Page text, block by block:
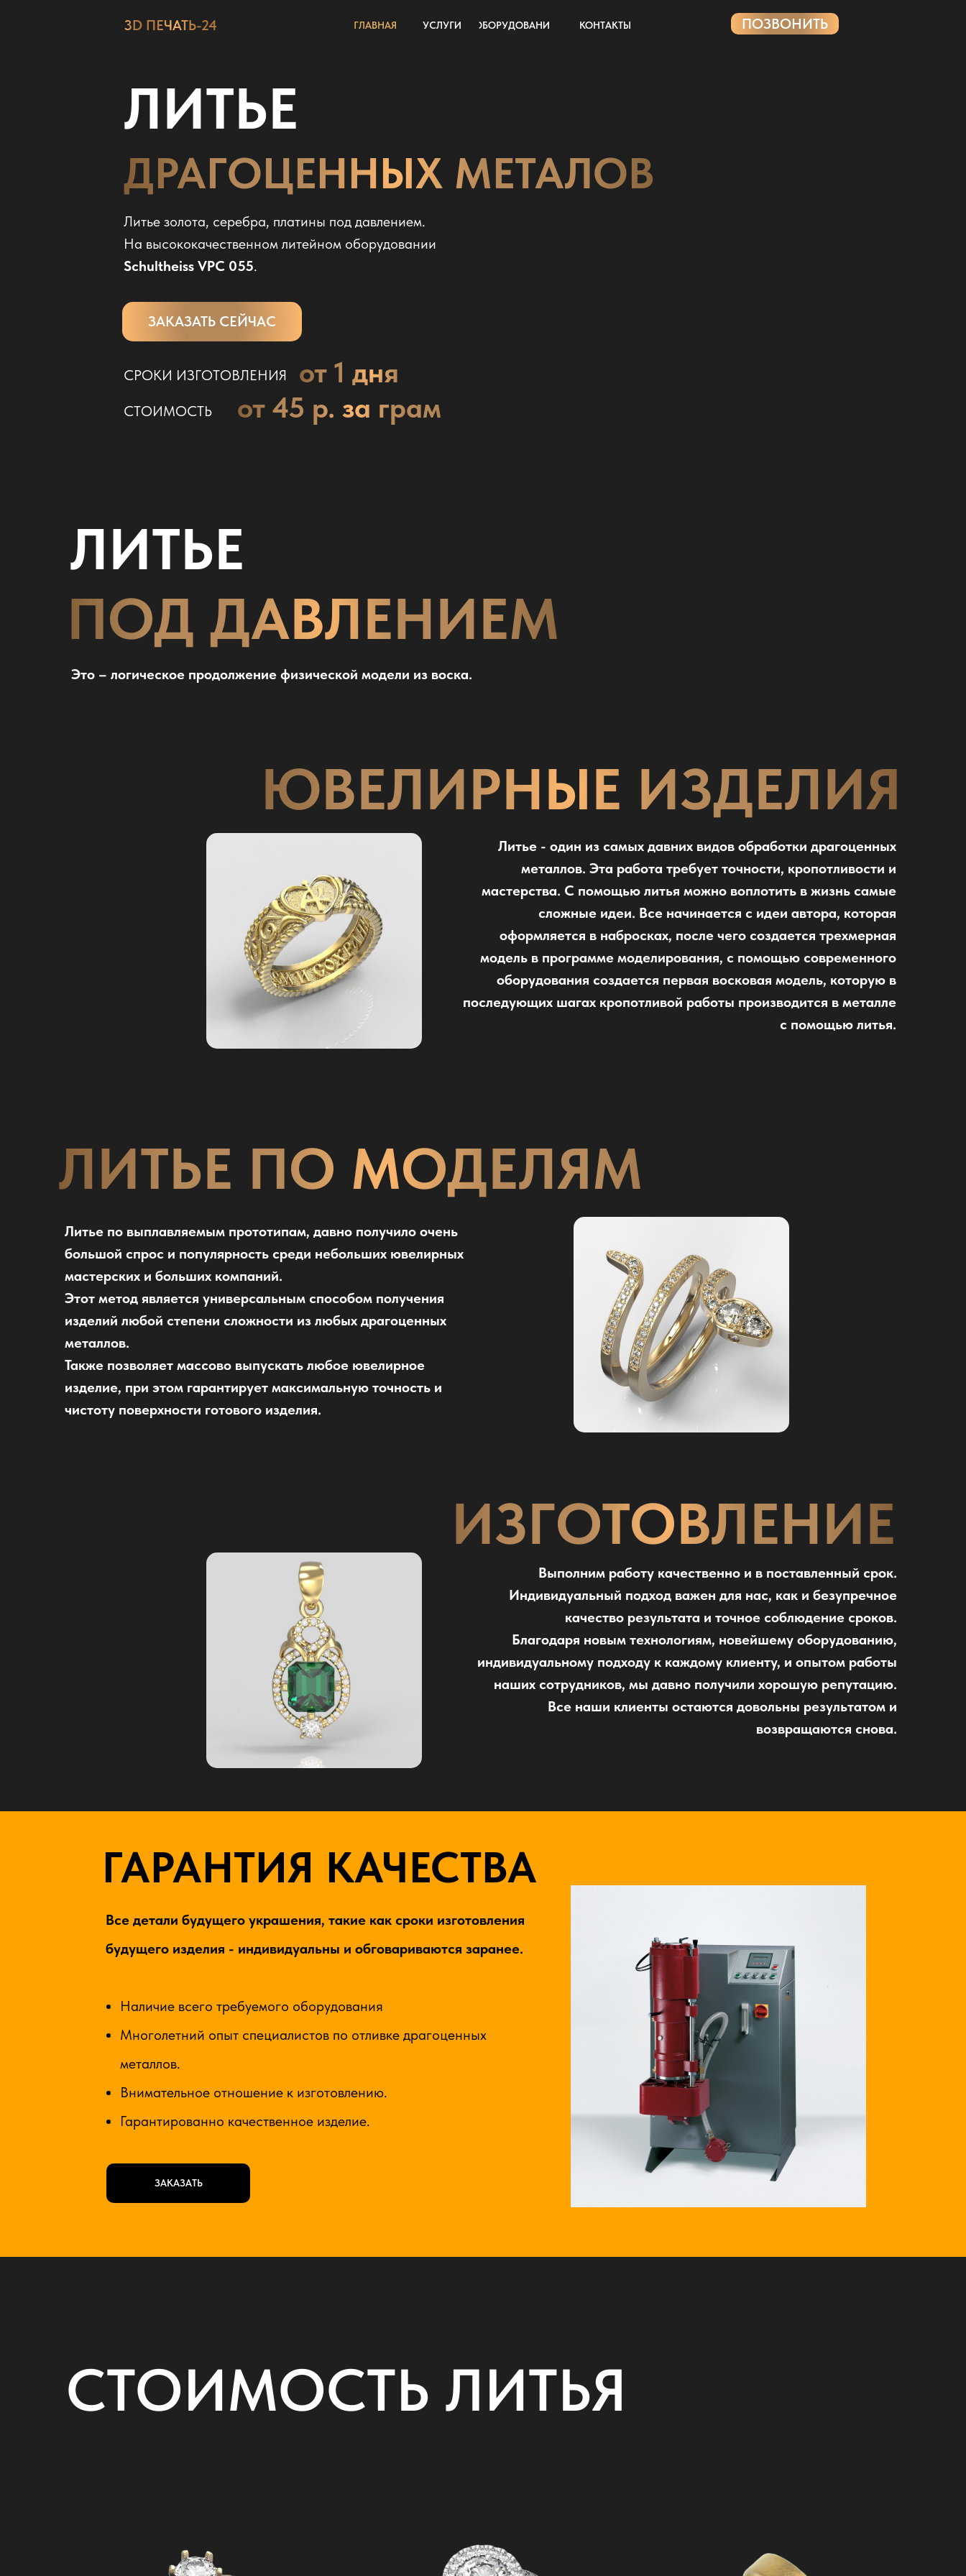
ЛИТЬЕ
ДРАГОЦЕННЫХ МЕТАЛОВ
ЗАКАЗАТЬ СЕЙЧАС
3D ПЕЧАТЬ-24 ПОЗВОНИТЬ
ГЛАВНАЯ УСЛУГИ ОБОРУДОВАНИЕ КОНТАКТЫ
Литье золота, серебра, платины под давлением.
На высококачественном литейном оборудовании
Schultheiss VPC 055.
СРОКИ ИЗГОТОВЛЕНИЯ от 1 дня
СТОИМОСТЬ от 45 р. за грам
ЮВЕЛИРНЫЕ ИЗДЕЛИЯ
Литье - один из самых давних видов обработки драгоценных
металлов. Эта работа требует точности, кропотливости и
мастерства. С помощью литья можно воплотить в жизнь самые
сложные идеи. Все начинается с идеи автора, которая
оформляется в набросках, после чего создается трехмерная
модель в программе моделирования, с помощью современного
оборудования создается первая восковая модель, которую в
последующих шагах кропотливой работы производится в металле
с помощью литья.
ПОД ДАВЛЕНИЕМ
ЛИТЬЕ ПО МОДЕЛЯМ
Литье по выплавляемым прототипам, давно получило очень
большой спрос и популярность среди небольших ювелирных
мастерских и больших компаний.
Этот метод является универсальным способом получения
изделий любой степени сложности из любых драгоценных
металлов.
Также позволяет массово выпускать любое ювелирное
изделие, при этом гарантирует максимальную точность и
чистоту поверхности готового изделия.
Это – логическое продолжение физической модели из воска.
ЛИТЬЕ
ИЗГОТОВЛЕНИЕ
Выполним работу качественно и в поставленный срок.
Индивидуальный подход важен для нас, как и безупречное
качество результата и точное соблюдение сроков.
Благодаря новым технологиям, новейшему оборудованию,
индивидуальному подходу к каждому клиенту, и опытом работы
наших сотрудников, мы давно получили хорошую репутацию.
Все наши клиенты остаются довольны результатом и
возвращаются снова.
ГАРАНТИЯ КАЧЕСТВА
Все детали будущего украшения, такие как сроки изготовления
будущего изделия - индивидуальны и обговариваются заранее.
Наличие всего требуемого оборудования
Многолетний опыт специалистов по отливке драгоценных
металлов.
Внимательное отношение к изготовлению.
Гарантированно качественное изделие.
ЗАКАЗАТЬ
СТОИМОСТЬ ЛИТЬЯ